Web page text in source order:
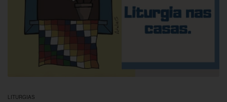
LITURGIAS